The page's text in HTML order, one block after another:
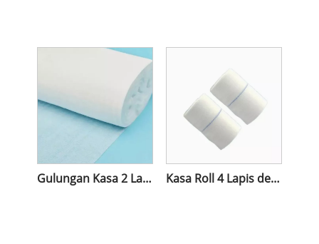
Gulungan Kasa 2 Lapis Kasa Roll 4 Lapis dengan X-Ray